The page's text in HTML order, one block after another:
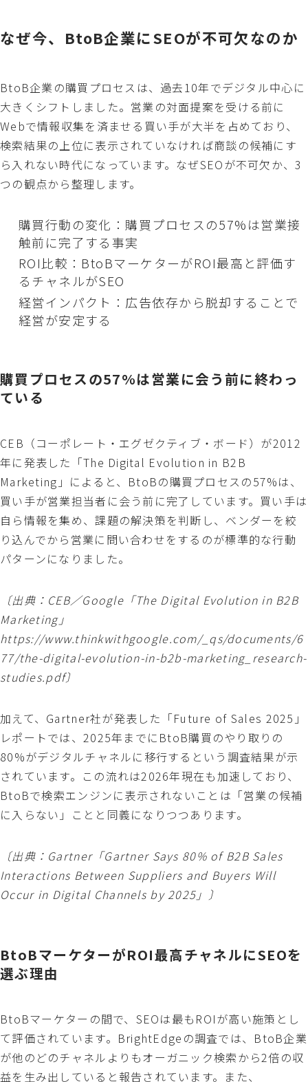
なぜ今、BtoB企業にSEOが不可欠なのか
BtoB企業の購買プロセスは、過去10年でデジタル中心に
大きくシフトしました。営業の対面提案を受ける前に
Webで情報収集を済ませる買い手が大半を占めており、
検索結果の上位に表示されていなければ商談の候補にす
ら入れない時代になっています。なぜSEOが不可欠か、3
つの観点から整理します。
購買行動の変化：購買プロセスの57%は営業接
触前に完了する事実
ROI比較：BtoBマーケターがROI最高と評価す
るチャネルがSEO
経営インパクト：広告依存から脱却することで
経営が安定する
購買プロセスの57%は営業に会う前に終わっ
ている
CEB（コーポレート・エグゼクティブ・ボード）が2012
年に発表した「The Digital Evolution in B2B
Marketing」によると、BtoBの購買プロセスの57%は、
買い手が営業担当者に会う前に完了しています。買い手は
自ら情報を集め、課題の解決策を判断し、ベンダーを絞
り込んでから営業に問い合わせをするのが標準的な行動
パターンになりました。
〔出典：CEB／Google「The Digital Evolution in B2B
Marketing」
https://www.thinkwithgoogle.com/_qs/documents/6
77/the-digital-evolution-in-b2b-marketing_research-
studies.pdf〕
加えて、Gartner社が発表した「Future of Sales 2025」
レポートでは、2025年までにBtoB購買のやり取りの
80%がデジタルチャネルに移行するという調査結果が示
されています。この流れは2026年現在も加速しており、
BtoBで検索エンジンに表示されないことは「営業の候補
に入らない」ことと同義になりつつあります。
〔出典：Gartner「Gartner Says 80% of B2B Sales
Interactions Between Suppliers and Buyers Will
Occur in Digital Channels by 2025」〕
BtoBマーケターがROI最高チャネルにSEOを
選ぶ理由
BtoBマーケターの間で、SEOは最もROIが高い施策とし
て評価されています。BrightEdgeの調査では、BtoB企業
が他のどのチャネルよりもオーガニック検索から2倍の収
益を生み出していると報告されています。また、